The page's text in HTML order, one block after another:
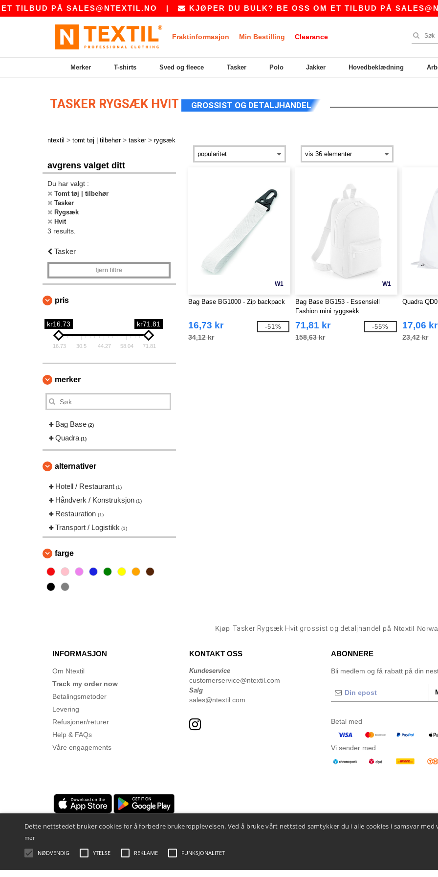
TILBUD PÅSALES@NTEXTIL.NO| KJØPER DU BULK? BE OSS OM ET TILBUD PÅ
Fraktinformasjon Min Bestilling Clearance
Merker T-shirts Sved og fleece Tasker Polo Jakker Hovedbeklædning
TASKER RYGSÆK HVIT GROSSIST OG DETALJHANDEL
ntextil > tomt tøj | tilbehør > tasker > rygsæk
avgrens valget ditt
Du har valgt :
Tomt tøj | tilbehør
Tasker
Rygsæk
Hvit
3 results.
Tasker
fjern filtre
pris
kr16.73 kr71.81
16.73 30.5 44.27 58.04 71.81
merker
Bag Base (2)
Quadra (1)
alternativer
Hotell / Restaurant (1)
Håndverk / Konstruksjon (1)
Restauration (1)
Transport / Logistikk (1)
farge
W1
Bag Base BG1000 - Zip backpack
16,73 kr
34,12 kr
-51%
W1
Bag Base BG153 - Essensiell
Fashion mini ryggsekk
71,81 kr
158,63 kr
-55%
Quadra
17,06 kr
23,42 kr
Kjøp Tasker Rygsæk Hvit grossist og detaljhandel på Ntextil
INFORMASJON
Om Ntextil
Track my order now
Betalingsmetoder
Levering
Refusjoner/returer
Help & FAQs
Våre engagements
KONTAKT OSS
Kundeservice
customerservice@ntextil.com
Salg
sales@ntextil.com
ABONNERE
Bli medlem og få rabatt på din
Betal med
Vi sender med
Juridiske merknader-personvernerklæring-Vilkår og betingelser
Dette nettstedet bruker cookies for å forbedre brukeropplevelsen. Ved å bruke vårt nettsted samtykker du i alle cookies i samsvar med
mer
NØDVENDIG YTELSE REKLAME FUNKSJONALITET